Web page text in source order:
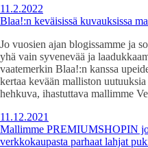
11.2.2022
Blaa!:n keväisissä kuvauksissa
Jo vuosien ajan blogissamme ja
yhä vain syvenevää ja
vaatemerkin Blaa!:n kanssa
kertaa kevään malliston
hehkuva, ihastuttava mallimme
11.12.2021
Mallimme PREMIUMSHOPIN
verkkokaupasta parhaat lahjat